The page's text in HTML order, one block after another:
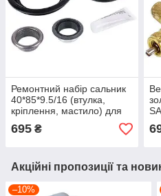
Ремонтний набір сальник
40*85*9.5/16 (втулка,
кріплення, мастило) для
пральної машини Miele
09570842
695 ₴
Акційні пропозиції та
–10%